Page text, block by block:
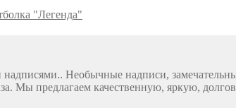
"Легенда"
Необычные надписи,
Мы предлагаем качественную, яркую,